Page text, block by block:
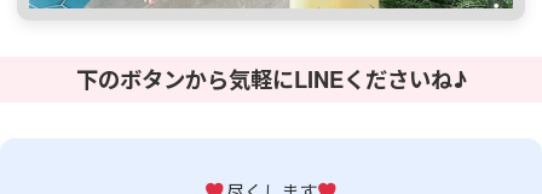
下のボタンから気軽にLINEくださいね♪